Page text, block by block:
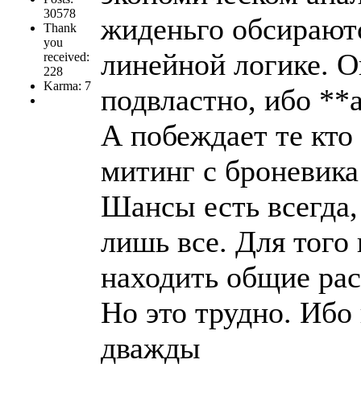
30578
Thank
you
received:
228
Karma: 7
жиденьго
линейной логике.
подвластно, ибо
А побеждает те кто
митинг с
Шансы есть
лишь все. Для того
находить общие
Но это трудно. Ибо
дважды